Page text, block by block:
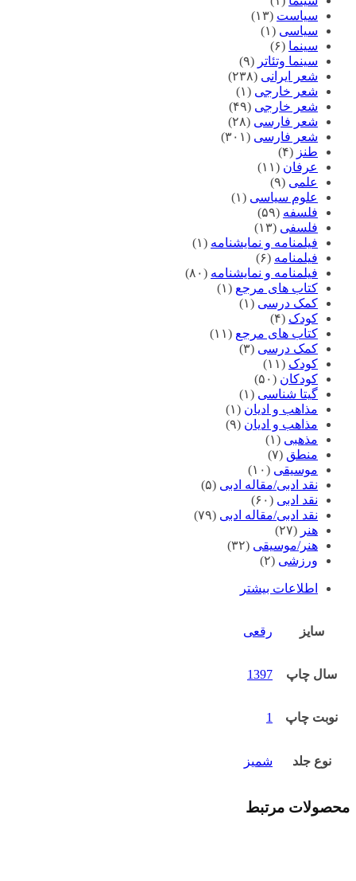
سیاست (۱۳)
سیاسی (۱)
سینما (۶)
سینما وتئاتر (۹)
شعر ایرانی (۲۳۸)
شعر خارجی (۱)
شعر خارجی (۴۹)
شعر فارسی (۲۸)
شعر فارسی (۳۰۱)
طنز (۴)
عرفان (۱۱)
علمی (۹)
علوم سیاسی (۱)
فلسفه (۵۹)
فلسفی (۱۳)
فیلمنامه و نمایشنامه (۱)
فیلمنامه (۶)
فیلمنامه و نمایشنامه (۸۰)
کتاب های مرجع (۱)
کمک درسی (۱)
کودک (۴)
کتاب های مرجع (۱۱)
کمک درسی (۳)
کودک (۱۱)
کودکان (۵۰)
گیتا شناسی (۱)
مذاهب و ادیان (۱)
مذاهب و ادیان (۹)
مذهبی (۱)
منطق (۷)
موسیقی (۱۰)
نقد ادبی/مقاله ادبی (۵)
نقد ادبی (۶۰)
نقد ادبی/مقاله ادبی (۷۹)
هنر (۲۷)
هنر/موسیقی (۳۲)
ورزشی (۲)
اطلاعات بیشتر
سایز رقعی
سال چاپ 1397
نوبت چاپ 1
نوع جلد شمیز
محصولات مرتبط